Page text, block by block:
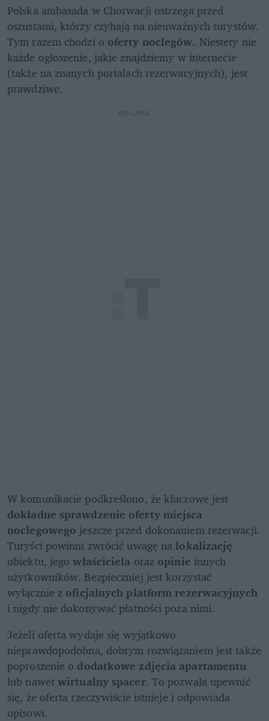
Polska ambasada w Chorwacji ostrzega przed
oszustami, którzy czyhają na nieuważnych turystów.
Tym razem chodzi o oferty noclegów. Niestety nie
każde ogłoszenie, jakie znajdziemy w internecie
(także na znanych portalach rezerwacyjnych), jest
prawdziwe.
REKLAMA
W komunikacie podkreślono, że kluczowe jest
dokładne sprawdzenie oferty miejsca
noclegowego jeszcze przed dokonaniem rezerwacji.
Turyści powinni zwrócić uwagę na
obiektu, jego właściciela oraz opinie innych
użytkowników. Bezpieczniej jest korzystać
wyłącznie z
oficjalnych platform rezerwacyjnych
i nigdy nie dokonywać płatności poza nimi.
Jeżeli oferta wydaje się wyjątkowo
nieprawdopodobna, dobrym rozwiązaniem jest także
poproszenie o dodatkowe zdjęcia
lub nawet wirtualny spacer. To pozwala upewnić
się, że oferta rzeczywiście istnieje i odpowiada
opisowi.